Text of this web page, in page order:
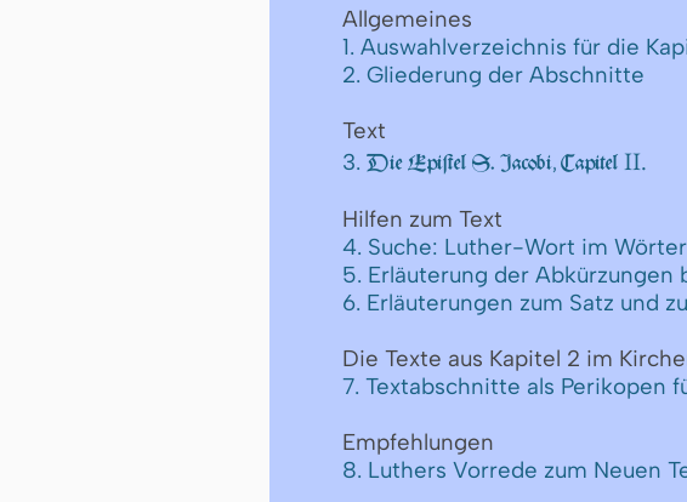
Allgemeines
1. Auswahlverzeichnis für die
2. Gliederung der Abschnitte
Text
3. Die Epiſtel S. Jacobi, Capitel II.
Hilfen zum Text
4. Suche: Luther-Wort im
5. Erläuterung der Abkürzungen
6. Erläuterungen zum Satz und
Die Texte aus Kapitel 2 im
7. Textabschnitte als Perikopen
Empfehlungen
8. Luthers Vorrede zum Neuen